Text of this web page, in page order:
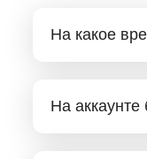
На какое
На